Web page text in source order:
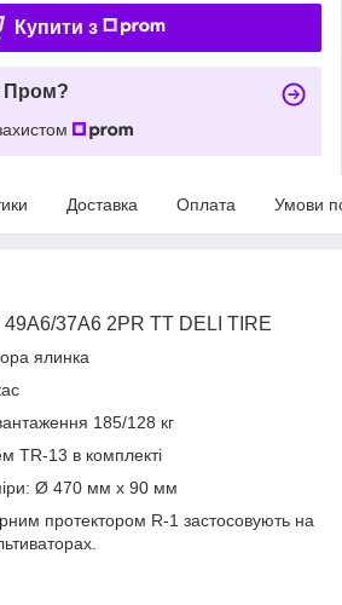
Купити з
Пром?
Доставка Оплата Умови
37A6 2PR TT DELI TIRE
ялинка
185/128 кг
TR-13 в комплекті
Ø 470 мм x 90 мм
протектором R-1 застосовують на